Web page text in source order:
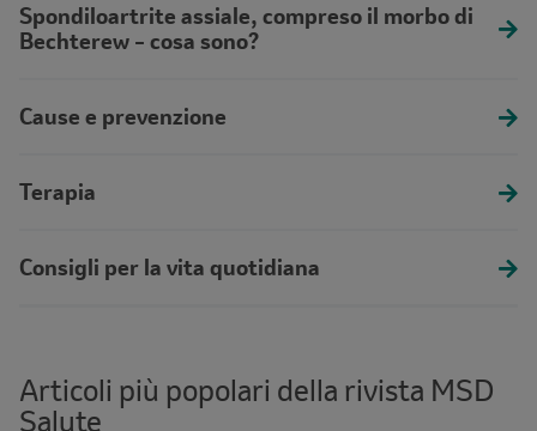
Spondiloartrite assiale, compreso il morbo di
Bechterew – cosa sono?
Cause e prevenzione
Terapia
Consigli per la vita quotidiana
Articoli più popolari della rivista MSD
Salute